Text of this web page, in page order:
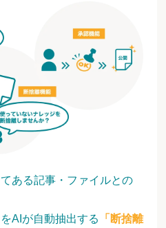
ある記事・ファイルとの
AIが自動抽出する
「断捨離